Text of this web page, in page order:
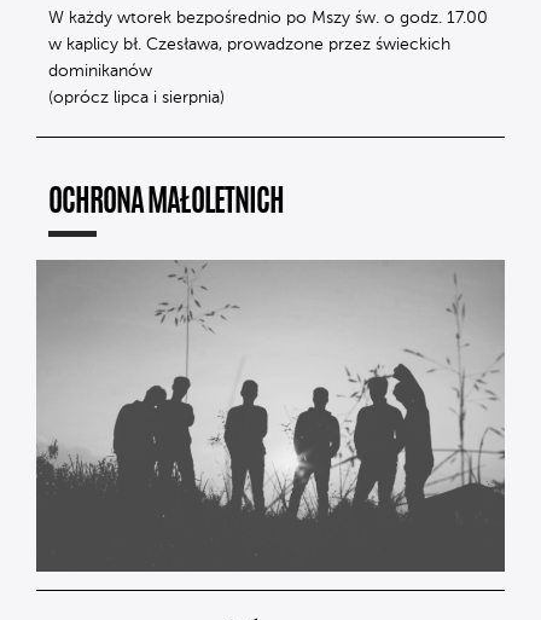
W każdy wtorek bezpośrednio po Mszy św. o godz. 17.00
w kaplicy bł. Czesława, prowadzone przez świeckich
dominikanów
(oprócz lipca i sierpnia)
OCHRONA MAŁOLETNICH